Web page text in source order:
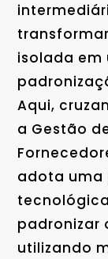
isolada em
Aqui,
a Gestão
adota uma
padronizar
utilizando